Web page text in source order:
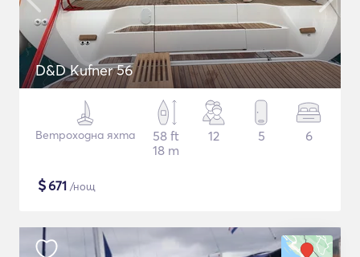
D&D Kufner 56
Ветроходна яхта
58 ft
18 m
12 5 6
$671 /нощ